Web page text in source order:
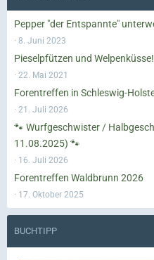
Pepper "der Entspannte"
8. Juni 2023
Pieselpfützen und Welpenküsse!
22. Mai 2021
Forentreffen in Schleswig-
21. Juli 2026
🐾 Wurfgeschwister /
11.08.2025) 🐾
16. Juli 2026
Forentreffen Waldbrunn 2026
17. Oktober 2025
BUCHTIPP